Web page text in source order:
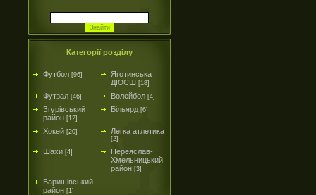
Категорії розділу
Футбол [96]
Яготинська
ДЮСШ [18]
Футзал [46] Волейбол [4]
Згурівський
район [12]
Більярд [6]
Хокей [20] Легка атлетика
[2]
Шахи [4]
Переяслав-
Хмельницький
район [3]
Баришівський
район [1]